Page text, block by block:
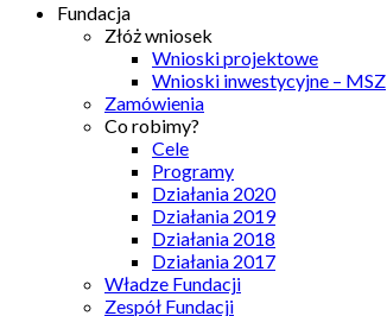
Fundacja
Złóż wniosek
Wnioski projektowe
Wnioski inwestycyjne – MSZ
Zamówienia
Co robimy?
Cele
Programy
Działania 2020
Działania 2019
Działania 2018
Działania 2017
Władze Fundacji
Zespół Fundacji